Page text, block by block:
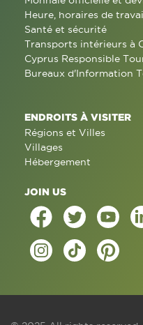
Heure, horaires de
Santé et sécurité
Transports intérieurs à
Cyprus Responsible
Bureaux d'Information
ENDROITS À VISITER
Régions et Villes
Villages
Hébergement
JOIN US